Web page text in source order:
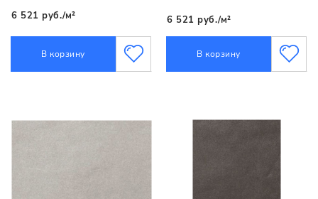
6 521 руб./м²
В корзину
6 521 руб./м²
В корзину